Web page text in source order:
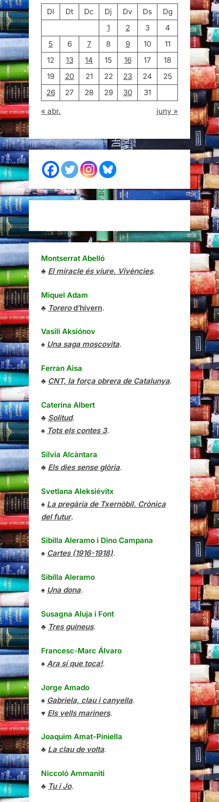
Dl
Dt Dc Dj Dv Ds
Dg
1
2 3
4
5
6 7 8 9 10
11
12
13 14 15 16 17
18
19
20 21 22 23 24
25
26
27 28 29 30
31
« abr.
juny »
Montserrat Abelló
♣ El miracle és viure. Vivències.
Miquel Adam
♣ Torerod’hivern.
Vasili Aksiónov
♠ Una saga moscovita.
Ferran Aisa
♣ CNT, la força obrera de Catalunya.
Caterina Albert
♣ Solitud.
♠ Tots els contes 3.
Sílvia Alcàntara
♣ Els dies sense glòria.
Svetlana Aleksiévitx
♠ La pregària de Txernòbil. Crònica
del futur.
Sibilla Aleramo i Dino Campana
♠ Cartes (1916-1918).
Sibilla Aleramo
♠ Una dona.
Susagna Aluja i Font
♣ Tres guineus.
Francesc-Marc Álvaro
♠ Ara sí que toca!.
Jorge Amado
♠ Gabriela, clau i canyella.
♥ Els vells mariners.
Joaquim Amat-Piniella
♣ La clau de volta.
Niccoló Ammaniti
♣ Tu i Jo.